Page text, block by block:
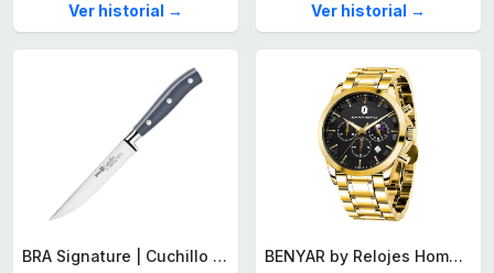
Ver historial →
Ver historial →
BRA Signature | Cuchillo tomatero 120 mm, Acero Inoxidable alemán forjado con Molibdeno Vanadio, Mango Remachado ABS, Diseño Ergonómico, Hoja 1,6 mm espesor
BENYAR by Relojes Hombre Analógico Cuarzo Cronografo Impermeable Luminoso Fecha Moda Casual Reloj de Pulsera Elegante Regalo para Hombre